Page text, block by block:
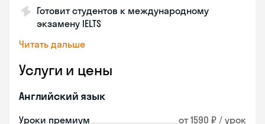
Готовит студентов к международному
экзамену IELTS
Читать дальше
Услуги и цены
Английский язык
Уроки премиум от 1590 ₽ / урок